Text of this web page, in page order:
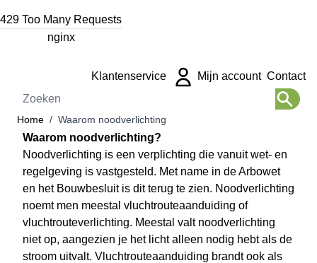
Zoeken
Klantenservice Mijn account Contact
429 Too Many Requests
nginx
Home / Waarom noodverlichting
Waarom noodverlichting?
Noodverlichting is een verplichting die vanuit wet- en
regelgeving is vastgesteld. Met name in de Arbowet
en het Bouwbesluit is dit terug te zien. Noodverlichting
noemt men meestal vluchtrouteaanduiding of
vluchtrouteverlichting. Meestal valt noodverlichting
niet op, aangezien je het licht alleen nodig hebt als de
stroom uitvalt. Vluchtrouteaanduiding brandt ook als